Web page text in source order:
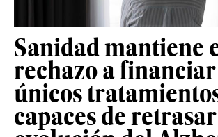
Sanidad mantiene
rechazo a
únicos
capaces de